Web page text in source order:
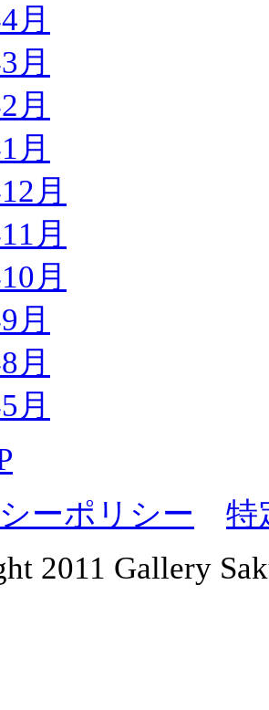
月
月
月
月
月
月
月
月
月
月
ーポリシー
特
2011 Gallery